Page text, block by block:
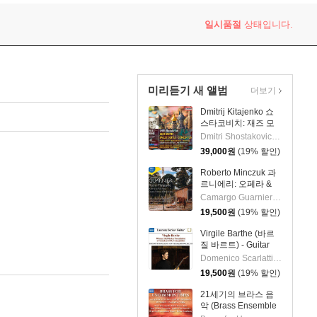
major, Op. 55) 스비아토슬라프 리히테르
일시품절 상태입니다.
미리듣기 새 앨범
Dmitrij Kitajenko 쇼
스타코비치: 재즈 모
음곡, 발레 모음곡, 협
주곡들
(Shostakovich: Jazz
Suite; Ballet Suites;
Concertos)
Dmitri Shostakovich 작곡 외 6명
39,000원 (19% 할인)
Roberto Minczuk 과
르니에리: 오페라 &
관현악 작품집
(Guarnieri: Pedro
Malazarte)
Camargo Guarnieri 작곡 외 2명
19,500원 (19% 할인)
Virgile Barthe (바르
질 바르트) - Guitar
Recital (기타 리사이
틀)
Domenico Scarlatti 작곡 외 5명
19,500원 (19% 할인)
21세기의 브라스 음
악 (Brass Ensemble
더보기